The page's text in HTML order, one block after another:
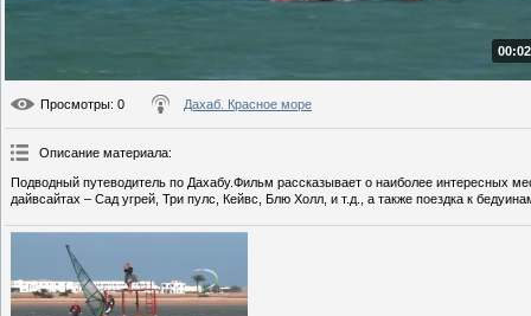
Просмотры: 0 Дахаб. Красное море
Описание материала:
Подводный путеводитель по Дахабу.Фильм рассказывает о наиболее интересных
дайвсайтах – Сад угрей, Три пулс, Кейвс, Блю Холл, и т.д., а также поездка к